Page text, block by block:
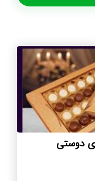
دوستی